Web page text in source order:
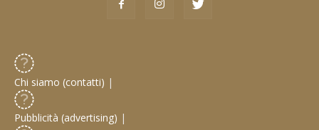
Chi siamo (contatti) |
Pubblicità (advertising) |